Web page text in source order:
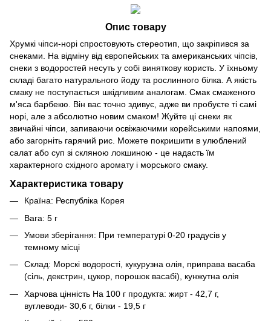
Опис товару
Хрумкі чіпси-норі спростовують стереотип, що закріпився за
снеками. На відміну від європейських та американських чіпсів,
снеки з водоростей несуть у собі виняткову користь. У їхньому
складі багато натурального йоду та рослинного білка. А якість
смаку не поступається шкідливим аналогам. Смак смаженого
м'яса барбекю. Він вас точно здивує, адже ви пробуєте ті самі
норі, але з абсолютно новим смаком! Жуйте ці снеки як
звичайні чіпси, запиваючи освіжаючими корейськими напоями,
або загорніть гарячий рис. Можете покришити в улюблений
салат або суп зі скляною локшиною - це надасть їм
характерного східного аромату і морського смаку.
Характеристика товару
Країна: Республіка Корея
Вага: 5 г
Умови зберігання: При температурі 0-20 градусів у
темному місці
Склад: Морскі водорості, кукурузна олія, приправа васаба
(сіль, декстрин, цукор, порошок васабі), кунжутна олія
Харчова цінність На 100 г продукта: жирт - 42,7 г,
вуглеводи- 30,6 г, білки - 19,5 г